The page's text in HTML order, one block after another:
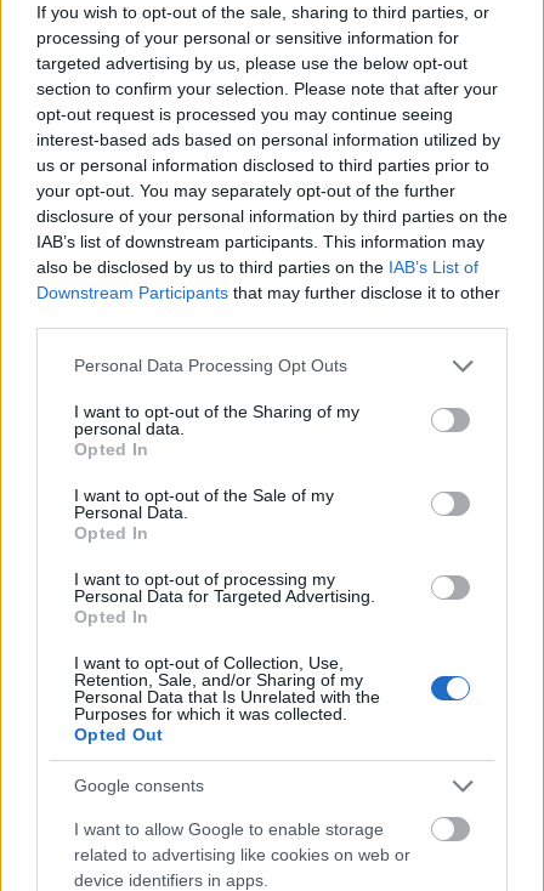
If you wish to opt-out of the sale, sharing to third parties, or
processing of your personal or sensitive information for
targeted advertising by us, please use the below opt-out
section to confirm your selection. Please note that after your
opt-out request is processed you may continue seeing
interest-based ads based on personal information utilized by
us or personal information disclosed to third parties prior to
your opt-out. You may separately opt-out of the further
disclosure of your personal information by third parties on the
IAB’s list of downstream participants. This information may
also be disclosed by us to third parties on the IAB’s List of
Downstream Participants that may further disclose it to other
Please note that this website/app uses one or more Google
not limited to your visit or usage behaviour. You may click to
grant or deny consent to Google and its third-party tags to
use your data for below specified purposes in below Google
consent section.
Personal Data Processing Opt Outs
I want to opt-out of the Sharing of my
personal data.
Opted In
I want to opt-out of the Sale of my
Personal Data.
Opted In
I want to opt-out of processing my
Personal Data for Targeted Advertising.
Opted In
I want to opt-out of Collection, Use,
Retention, Sale, and/or Sharing of my
Personal Data that Is Unrelated with the
Purposes for which it was collected.
Opted Out
Google consents
I want to allow Google to enable storage
related to advertising like cookies on web or
device identifiers in apps.
Bortermelője" díjas Frittman János és az "Év
Pincészete" díjat elnyerő Bock pincészet
bemutatkozása és kóstolója, kiállítás,
könyvbemutató, családi vetélkedő és játék,
kézműves foglalkozások, színpadi
programok, gyógyborok, -teák, -füvek,
kézműves portékák, biotermékek vására
teszi teljessé.
EGY VÁLOGATOTT TÁRSASÁGRA”